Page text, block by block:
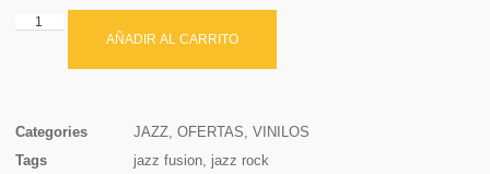
AÑADIR AL CARRITO
Categories JAZZ, OFERTAS, VINILOS
Tags
jazz fusion, jazz rock